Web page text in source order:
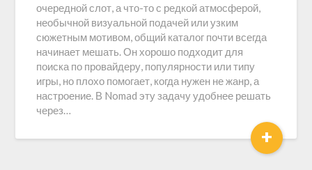
очередной слот, а что-то с редкой атмосферой,
необычной визуальной подачей или узким
сюжетным мотивом, общий каталог почти всегда
начинает мешать. Он хорошо подходит для
поиска по провайдеру, популярности или типу
игры, но плохо помогает, когда нужен не жанр, а
настроение. В Nomad эту задачу удобнее решать
через…
+